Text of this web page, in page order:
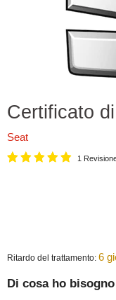
Certificato
Seat
1
Ritardo del trattamento: 6
Di cosa ho